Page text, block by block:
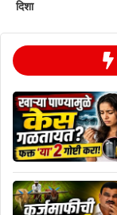
दिशा